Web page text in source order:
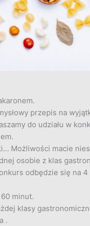
przepis na
do udziału w
Możliwości macie
osobie z klas
odbędzie się na
minut.
klasy
.